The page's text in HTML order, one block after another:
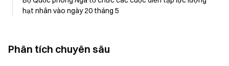
hạt nhân vào ngày 20 tháng 5
Phân tích chuyên sâu